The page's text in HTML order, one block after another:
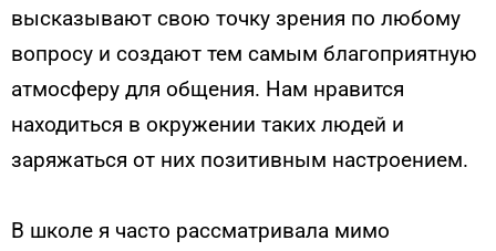
высказывают свою точку зрения по любому
вопросу и создают тем самым благоприятную
атмосферу для общения. Нам нравится
находиться в окружении таких людей и
заряжаться от них позитивным настроением.
В школе я часто рассматривала мимо